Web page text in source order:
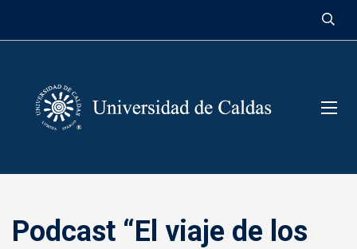
Podcast “El viaje de los